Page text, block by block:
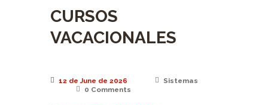
CURSOS
VACACIONALES
12 de June de 2026
Sistemas
0 Comments